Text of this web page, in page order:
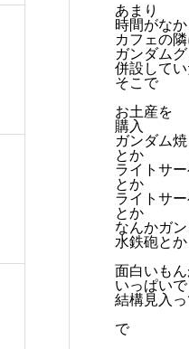
あまり
時間がな
カフェの隣
ガンダム
併設して
そこで
お土産を
購入
ガンダム焼
とか
ライトサ
とか
ライトサ
とか
なんかガ
水鉄砲とか
面白いも
いっぱいで
結構見入
で